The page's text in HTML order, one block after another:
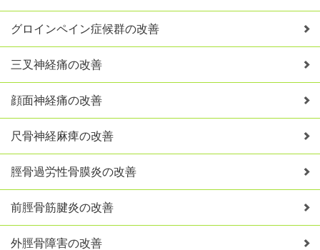
グロインペイン症候群の改善
三叉神経痛の改善
顔面神経痛の改善
尺骨神経麻痺の改善
脛骨過労性骨膜炎の改善
前脛骨筋腱炎の改善
外脛骨障害の改善